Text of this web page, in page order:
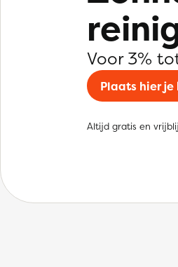
Voor 3%
Plaats hier je
Altijd gratis en